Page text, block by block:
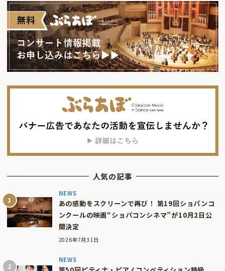
人気の記事
NEWS
あの感動をスクリーンで再び！ 第19回ショパンコ
ンクールの映画“ショパコンシネマ”が10月2日公
開決定
2026年7月31日
NEWS